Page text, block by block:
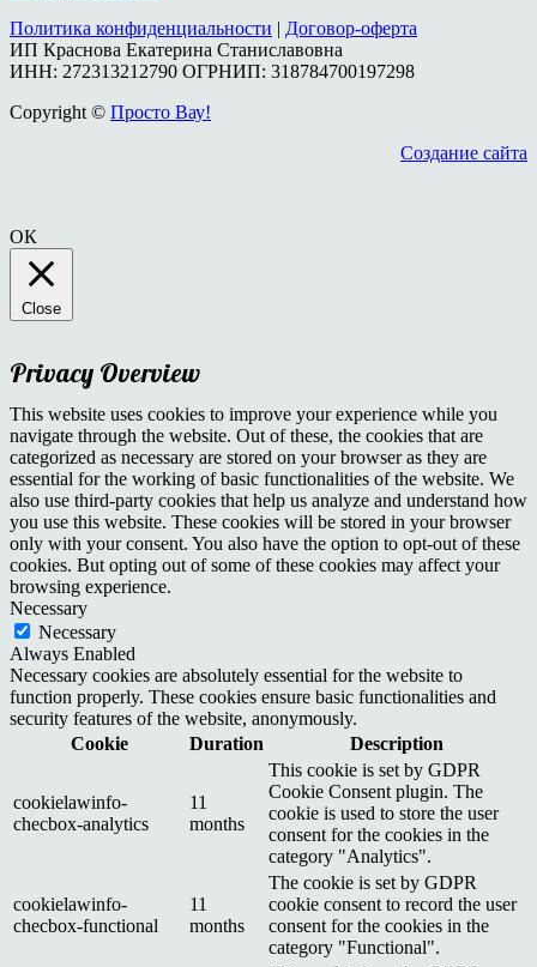
Политика конфиденциальности
Договор-оферта
ИП Краснова Екатерина Станиславовна
ИНН: 272313212790 ОГРНИП: 318784700197298
Copyright © Просто Вау!
Создание сайта
ОК
Close
Privacy Overview
This website uses cookies to improve your experience while you
navigate through the website. Out of these, the cookies that are
categorized as necessary are stored on your browser as they are
essential for the working of basic functionalities of the website. We
also use third-party cookies that help us analyze and understand how
you use this website. These cookies will be stored in your browser
only with your consent. You also have the option to opt-out of these
cookies. But opting out of some of these cookies may affect your
browsing experience.
Necessary
Necessary
Always Enabled
Necessary cookies are absolutely essential for the website to
function properly. These cookies ensure basic functionalities and
security features of the website, anonymously.
Cookie
Duration Description
cookielawinfo-
checbox-analytics
11
months
This cookie is set by GDPR
Cookie Consent plugin. The
cookie is used to store the user
consent for the cookies in the
category "Analytics".
cookielawinfo-
checbox-functional
11
months
The cookie is set by GDPR
cookie consent to record the user
consent for the cookies in the
category "Functional".